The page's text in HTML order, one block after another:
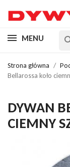
MENU
Strona główna
Bellarossa koło
DYWAN
CIEMNY